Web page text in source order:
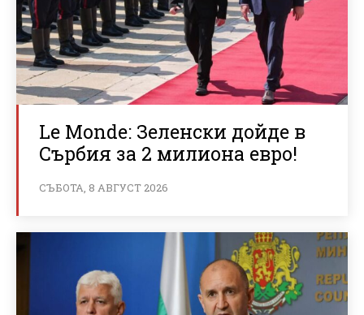
Le Monde: Зеленски дойде в
Сърбия за 2 милиона евро!
СЪБОТА, 8 АВГУСТ 2026